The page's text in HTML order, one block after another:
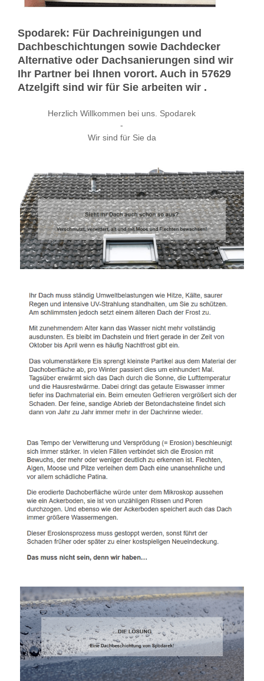
Spodarek: Für Dachreinigungen und
Dachbeschichtungen sowie Dachdecker
Alternative oder Dachsanierungen sind wir
Ihr Partner bei Ihnen vorort. Auch in 57629
Atzelgift sind wir für Sie arbeiten wir .
Herzlich Willkommen bei uns. Spodarek
-
Wir sind für Sie da